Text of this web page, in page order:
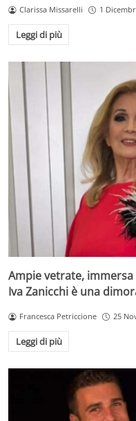
Clarissa Missarelli 1
Leggi di più
Ampie vetrate,
Iva Zanicchi è una
Francesca Petriccione 25
Leggi di più